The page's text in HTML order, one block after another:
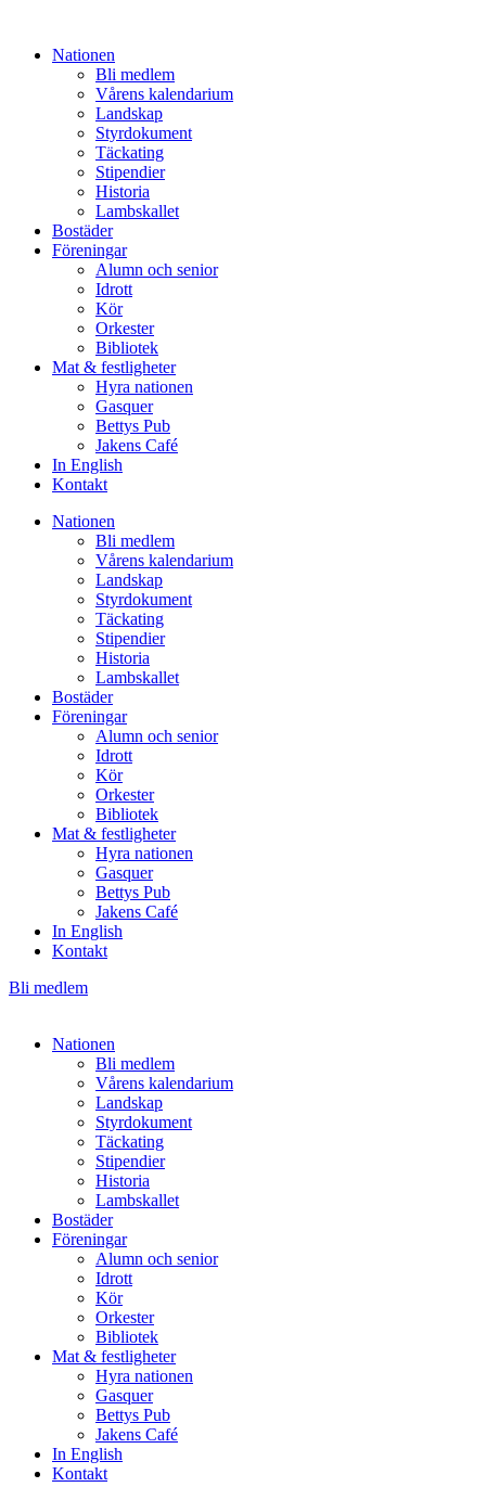
Nationen
Bli medlem
Vårens kalendarium
Landskap
Styrdokument
Täckating
Stipendier
Historia
Lambskallet
Bostäder
Föreningar
Alumn och senior
Idrott
Kör
Orkester
Bibliotek
Mat & festligheter
Hyra nationen
Gasquer
Bettys Pub
Jakens Café
In English
Kontakt
Nationen
Bli medlem
Vårens kalendarium
Landskap
Styrdokument
Täckating
Stipendier
Historia
Lambskallet
Bostäder
Föreningar
Alumn och senior
Idrott
Kör
Orkester
Bibliotek
Mat & festligheter
Hyra nationen
Gasquer
Bettys Pub
Jakens Café
In English
Kontakt
Bli medlem
Nationen
Bli medlem
Vårens kalendarium
Landskap
Styrdokument
Täckating
Stipendier
Historia
Lambskallet
Bostäder
Föreningar
Alumn och senior
Idrott
Kör
Orkester
Bibliotek
Mat & festligheter
Hyra nationen
Gasquer
Bettys Pub
Jakens Café
In English
Kontakt